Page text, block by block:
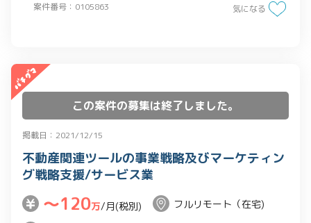
案件番号：0105863 気になる
この案件の募集は終了しました。
掲載日：2021/12/15
不動産関連ツールの事業戦略及びマーケティン
グ戦略支援/サービス業
〜120万/月(税別)
フルリモート（在宅)